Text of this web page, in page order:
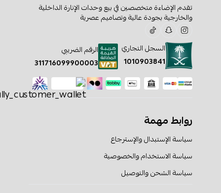
تقدم الإضاءة متخصصين في بيع وحدات الإنارة الداخلية
والخارجية بجودة عالية وتصاميم عصرية
السجل التجاري
1010903841
الرقم الضريبي
311716099900003
روابط مهمة
سياسة الإستبدال والإسترجاع
سياسة الاستخدام والخصوصية
سياسة الشحن والتوصيل